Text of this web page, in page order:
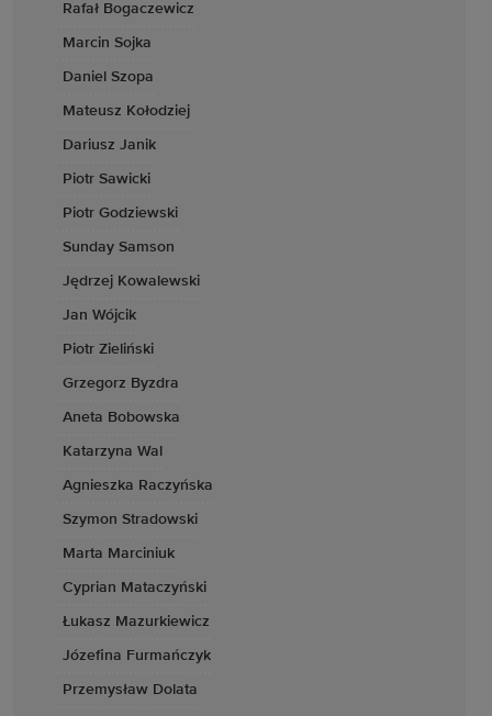
Rafał Bogaczewicz
Marcin Sojka
Daniel Szopa
Mateusz Kołodziej
Dariusz Janik
Piotr Sawicki
Piotr Godziewski
Sunday Samson
Jędrzej Kowalewski
Jan Wójcik
Piotr Zieliński
Grzegorz Byzdra
Aneta Bobowska
Katarzyna Wal
Agnieszka Raczyńska
Szymon Stradowski
Marta Marciniuk
Cyprian Mataczyński
Łukasz Mazurkiewicz
Józefina Furmańczyk
Przemysław Dolata